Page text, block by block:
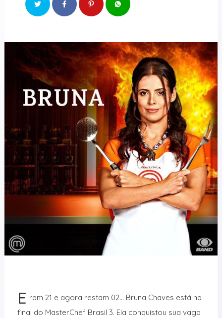
E ram 21 e agora restam 02… Bruna Chaves está na
final do MasterChef Brasil 3. Ela conquistou sua vaga